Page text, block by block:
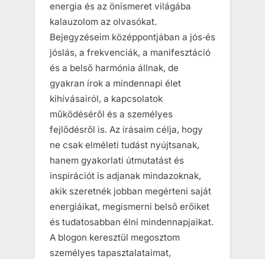
energia és az önismeret világába
kalauzolom az olvasókat.
Bejegyzéseim középpontjában a jós‑és
jóslás, a frekvenciák, a manifesztáció
és a belső harmónia állnak, de
gyakran írok a mindennapi élet
kihívásairól, a kapcsolatok
működéséről és a személyes
fejlődésről is. Az írásaim célja, hogy
ne csak elméleti tudást nyújtsanak,
hanem gyakorlati útmutatást és
inspirációt is adjanak mindazoknak,
akik szeretnék jobban megérteni saját
energiáikat, megismerni belső erőiket
és tudatosabban élni mindennapjaikat.
A blogon keresztül megosztom
személyes tapasztalataimat,